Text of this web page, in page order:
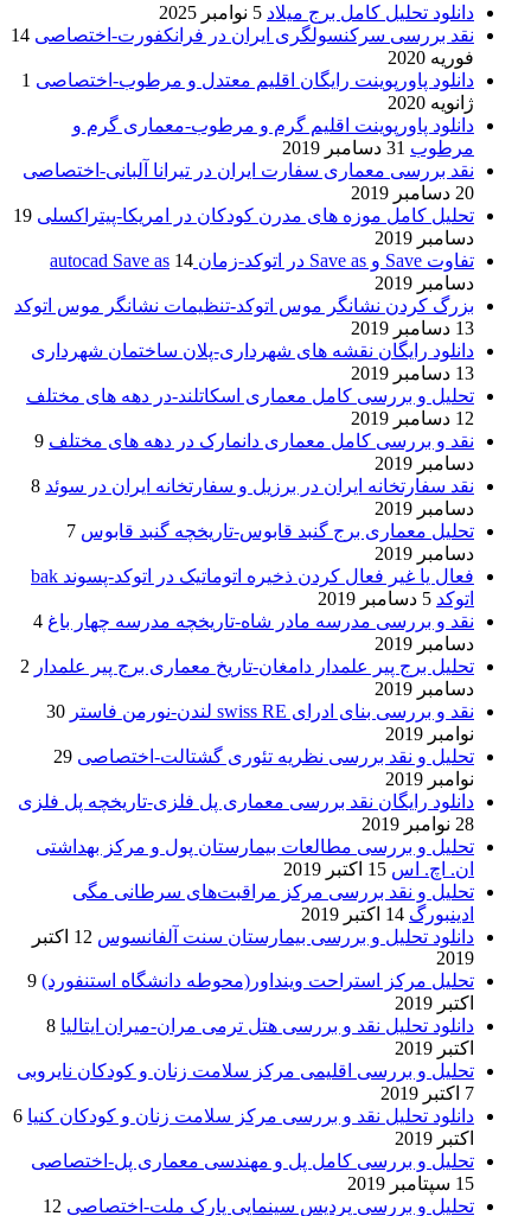
دانلود تحلیل کامل برج میلاد 5 نوامبر 2025
نقد بررسی سرکنسولگری ایران در فرانکفورت-اختصاصی 14
فوریه 2020
دانلود پاورپوینت رایگان اقلیم معتدل و مرطوب-اختصاصی 1
ژانویه 2020
دانلود پاورپوینت اقلیم گرم و مرطوب-معماری گرم و
مرطوب 31 دسامبر 2019
نقد بررسی معماری سفارت ایران در تیرانا آلبانی-اختصاصی
20 دسامبر 2019
تحلیل کامل موزه های مدرن کودکان در امریکا-پیتراکسلی 19
دسامبر 2019
تفاوت Save و Save as در اتوکد-زمان autocad Save as
14
دسامبر 2019
بزرگ کردن نشانگر موس اتوکد-تنظیمات نشانگر موس اتوکد
13 دسامبر 2019
دانلود رایگان نقشه های شهرداری-پلان ساختمان شهرداری
13 دسامبر 2019
تحلیل و بررسی کامل معماری اسکاتلند-در دهه های مختلف
12 دسامبر 2019
نقد و بررسی کامل معماری دانمارک در دهه های مختلف 9
دسامبر 2019
نقد سفارتخانه ایران در برزیل و سفارتخانه ایران در سوئد 8
دسامبر 2019
تحلیل معماری برج گنبد قابوس-تاریخچه گنبد قابوس 7
دسامبر 2019
فعال یا غیر فعال کردن ذخیره اتوماتیک در اتوکد-پسوند bak
اتوکد 5 دسامبر 2019
نقد و بررسی مدرسه مادر شاه-تاریخچه مدرسه چهار باغ 4
دسامبر 2019
تحلیل برج پیر علمدار دامغان-تاریخ معماری برج پیر علمدار 2
دسامبر 2019
نقد و بررسی بنای ادرای swiss RE لندن-نورمن فاستر
30
نوامبر 2019
تحلیل و نقد بررسی نظریه تئوری گشتالت-اختصاصی 29
نوامبر 2019
دانلود رایگان نقد بررسی معماری پل فلزی-تاریخچه پل فلزی
28 نوامبر 2019
تحلیل و بررسی مطالعات بیمارستان پول و مرکز بهداشتی
ان. اچ. اس 15 اکتبر 2019
تحلیل و نقد بررسی مرکز مراقبت‌های سرطانی مگی
ادینبورگ 14 اکتبر 2019
دانلود تحلیل و بررسی بیمارستان سنت آلفانسوس
12 اکتبر
2019
تحلیل مرکز استراحت وینداور(محوطه دانشگاه استنفورد) 9
اکتبر 2019
دانلود تحلیل نقد و بررسی هتل ترمی مران-میران ایتالیا 8
اکتبر 2019
تحلیل و بررسی اقلیمی مرکز سلامت زنان و کودکان نایروبی
7 اکتبر 2019
دانلود تحلیل نقد و بررسی مرکز سلامت زنان و کودکان کنیا 6
اکتبر 2019
تحلیل و بررسی کامل پل و مهندسی معماری پل-اختصاصی
15 سپتامبر 2019
تحلیل و بررسی پردیس سینمایی پارک ملت-اختصاصی 12